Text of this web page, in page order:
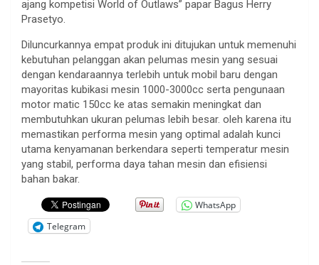
ajang kompetisi World of Outlaws” papar Bagus Herry
Prasetyo.
Diluncurkannya empat produk ini ditujukan untuk memenuhi
kebutuhan pelanggan akan pelumas mesin yang sesuai
dengan kendaraannya terlebih untuk mobil baru dengan
mayoritas kubikasi mesin 1000-3000cc serta pengunaan
motor matic 150cc ke atas semakin meningkat dan
membutuhkan ukuran pelumas lebih besar. oleh karena itu
memastikan performa mesin yang optimal adalah kunci
utama kenyamanan berkendara seperti temperatur mesin
yang stabil, performa daya tahan mesin dan efisiensi
bahan bakar.
WhatsApp
Telegram